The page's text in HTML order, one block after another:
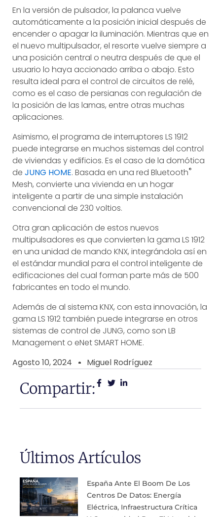
En la versión de pulsador, la palanca vuelve
automáticamente a la posición inicial después de
encender o apagar la iluminación. Mientras que en
el nuevo multipulsador, el resorte vuelve siempre a
una posición central o neutra después de que el
usuario lo haya accionado arriba o abajo. Esto
resulta ideal para el control de circuitos de relé,
como es el caso de persianas con regulación de
la posición de las lamas, entre otras muchas
aplicaciones.
Asimismo, el programa de interruptores LS 1912
puede integrarse en muchos sistemas del control
de viviendas y edificios. Es el caso de la domótica
de JUNG HOME. Basada en una red Bluetooth®
Mesh, convierte una vivienda en un hogar
inteligente a partir de una simple instalación
convencional de 230 voltios.
Otra gran aplicación de estos nuevos
multipulsadores es que convierten la gama LS 1912
en una unidad de mando KNX, integrándola así en
el estándar mundial para el control inteligente de
edificaciones del cual forman parte más de 500
fabricantes en todo el mundo.
Además de al sistema KNX, con esta innovación, la
gama LS 1912 también puede integrarse en otros
sistemas de control de JUNG, como son LB
Management o eNet SMART HOME.
Agosto 10, 2024
Miguel Rodríguez
Compartir:
Últimos Artículos
España Ante El Boom De Los
Centros De Datos: Energía
Eléctrica, Infraestructura Crítica